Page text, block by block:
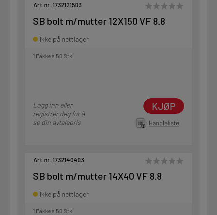
Art.nr. 1732121503
SB bolt m/mutter 12X150 VF 8.8
Ikke på nettlager
1 Pakke a 50 Stk
Logg inn eller
registrer deg for å
se din avtalepris
KJØP
Handleliste
Art.nr. 1732140403
SB bolt m/mutter 14X40 VF 8.8
Ikke på nettlager
1 Pakke a 50 Stk